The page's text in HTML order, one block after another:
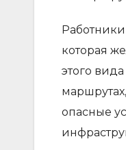
которая
этого
опасные